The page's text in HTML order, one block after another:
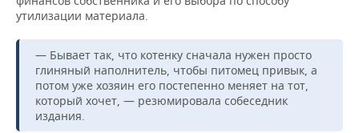
утилизации материала.
— Бывает так, что котенку сначала нужен просто
глиняный наполнитель, чтобы питомец привык, а
потом уже хозяин его постепенно меняет на тот,
который хочет, — резюмировала собеседник
издания.